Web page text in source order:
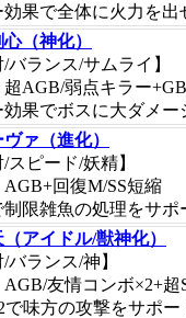
果で全体に火力を出
（神化）
/バランス/サムライ】
超AGB/弱点キラー
果でボスに大ダメー
ァ（進化）
/スピード/妖精】
AGB+回復M/SS短縮
限雑魚の処理をサポ
アイドル/獣神化）
/バランス/神】
AGB/友情コンボ×2+超
で味方の攻撃をサポー